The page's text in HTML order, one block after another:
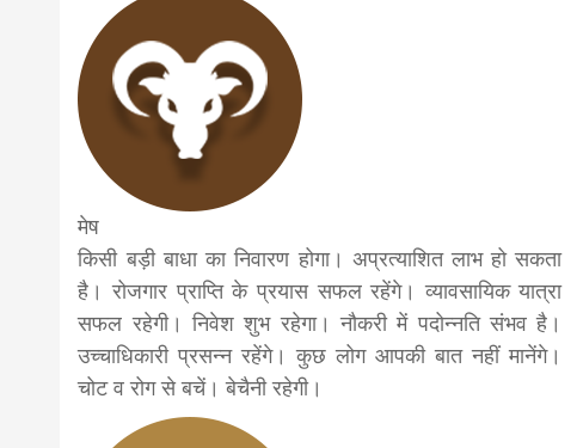
news,
khabar
मेष
किसी बड़ी बाधा का निवारण होगा। अप्रत्याशित लाभ हो सकता
है। रोजगार प्राप्ति के प्रयास सफल रहेंगे। व्यावसायिक यात्रा
सफल रहेगी। निवेश शुभ रहेगा। नौकरी में पदोन्नति संभव है।
उच्चाधिकारी प्रसन्न रहेंगे। कुछ लोग आपकी बात नहीं मानेंगे।
चोट व रोग से बचें। बेचैनी रहेगी।